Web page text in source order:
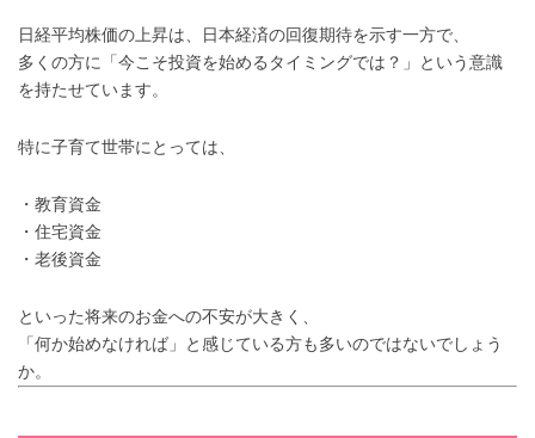
日経平均株価の上昇は、日本経済の回復期待を示す一方で、
多くの方に「今こそ投資を始めるタイミングでは？」という意識
を持たせています。
特に子育て世帯にとっては、
・教育資金
・住宅資金
・老後資金
といった将来のお金への不安が大きく、
「何か始めなければ」と感じている方も多いのではないでしょう
か。